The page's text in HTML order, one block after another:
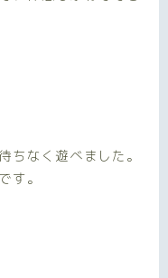
ちなく遊べました。
す。